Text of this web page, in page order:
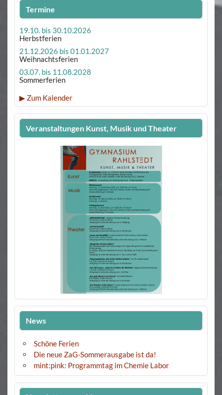
Termine
19.10. bis 30.10.2026
Herbstferien
21.12.2026 bis 01.01.2027
Weihnachtsferien
03.07. bis 11.08.2028
Sommerferien
▶ Zum Kalender
Veranstaltungen Kunst, Musik und Theater
News
Schöne Ferien
Die neue ZaG-Sommerausgabe ist da!
mint:pink: Programmtag im Chemie Labor